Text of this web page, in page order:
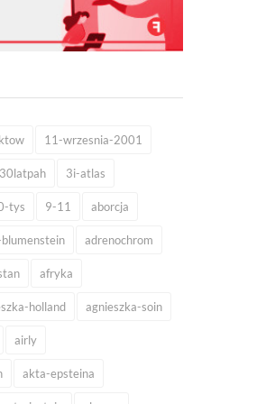
11-wrzesnia-2001
30latpah 3i-atlas
tys 9-11 aborcja
adrenochrom
afryka
holland agnieszka-soin
airly
akta-epsteina